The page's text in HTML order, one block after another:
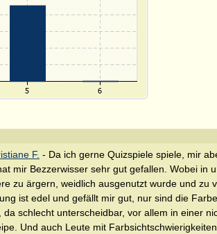
F. - Da ich gerne Quizspiele spiele, mir
mir Bezzerwisser sehr gut gefallen. Wobei in
zu ärgern, weidlich ausgenutzt wurde und zu
ist edel und gefällt mir gut, nur sind die
da schlecht unterscheidbar, vor allem in einer
Und auch Leute mit